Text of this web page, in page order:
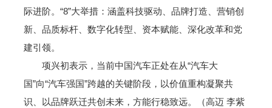
际进阶。“8”大举措：涵盖科技驱动、品牌打造、营销创
新、品质标杆、数字化转型、资本赋能、深化改革和党
建引领。
项兴初表示，当前中国汽车正处在从“汽车大
国”向“汽车强国”跨越的关键阶段，以价值重构凝聚共
识、以品牌跃迁共创未来，方能行稳致远。（高迈 李紫